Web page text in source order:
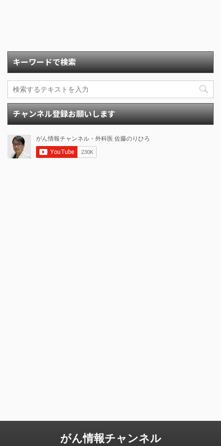
キーワードで検索
チャンネル登録お願いします
がん情報チャンネル